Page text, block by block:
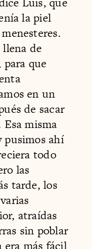
la piel
de
que
en un
de sacar
misma
pusimos ahí
todo
las
tarde, los
atraídas
sin poblar
era más fácil